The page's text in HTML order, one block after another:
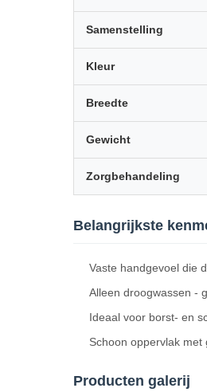
Samenstelling
Kleur
Breedte
Gewicht
Zorgbehandeling
Belangrijkste
Vaste handgevoel die
Alleen droogwassen -
Ideaal voor borst- en
Schoon oppervlak
Producten galerij